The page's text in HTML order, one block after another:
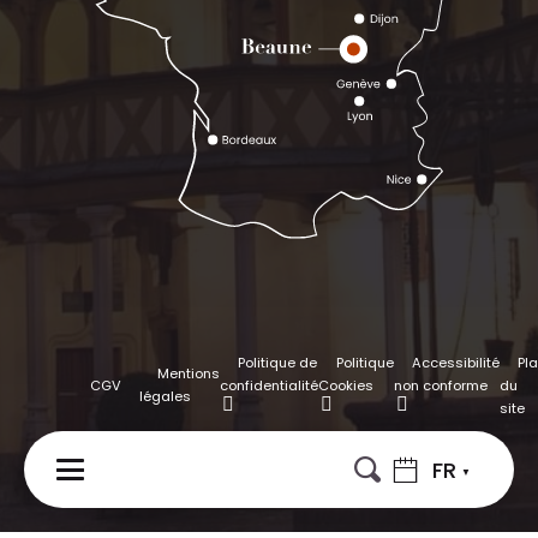
FR
CGV
Mentions
légales
Politique de
confidentialité
Politique
Cookies
Accessibilité
non conforme
du
site